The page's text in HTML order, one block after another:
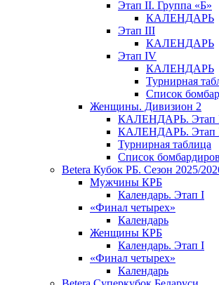
Этап II. Группа «Б»
КАЛЕНДАРЬ
Этап III
КАЛЕНДАРЬ
Этап IV
КАЛЕНДАРЬ
Турнирная
Список
Женщины. Дивизион 2
КАЛЕНДАРЬ. Этап
КАЛЕНДАРЬ. Этап
Турнирная таблица
Список бомбардиров
Betera Кубок РБ. Сезон 2025/
Мужчины КРБ
Календарь. Этап I
«Финал четырех»
Календарь
Женщины КРБ
Календарь. Этап I
«Финал четырех»
Календарь